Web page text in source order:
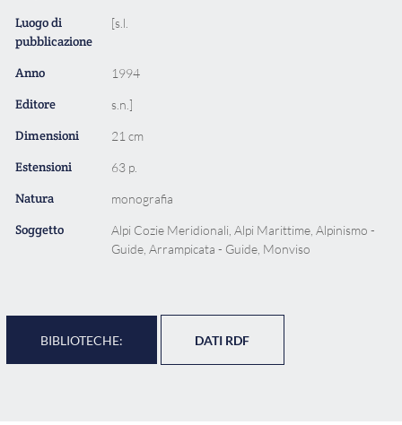
Luogo di
pubblicazione
[s.l.
Anno 1994
Editore s.n.]
Dimensioni 21 cm
Estensioni 63 p.
Natura monografia
Soggetto
Alpi Cozie Meridionali, Alpi Marittime, Alpinismo -
Guide, Arrampicata - Guide, Monviso
BIBLIOTECHE: DATI RDF